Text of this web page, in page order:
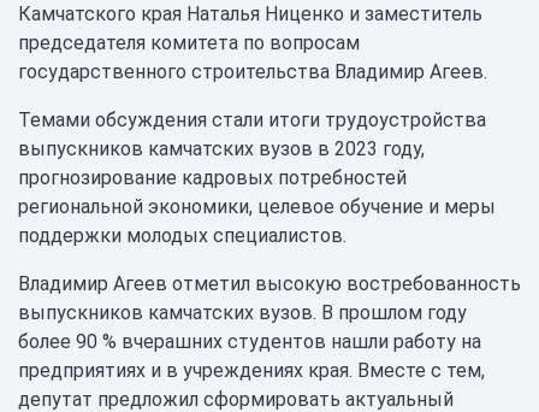
Камчатского края Наталья Ниценко и заместитель
председателя комитета по вопросам
государственного строительства Владимир Агеев.
Темами обсуждения стали итоги трудоустройства
выпускников камчатских вузов в 2023 году,
прогнозирование кадровых потребностей
региональной экономики, целевое обучение и меры
поддержки молодых специалистов.
Владимир Агеев отметил высокую востребованность
выпускников камчатских вузов. В прошлом году
более 90 % вчерашних студентов нашли работу на
предприятиях и в учреждениях края. Вместе с тем,
депутат предложил сформировать актуальный